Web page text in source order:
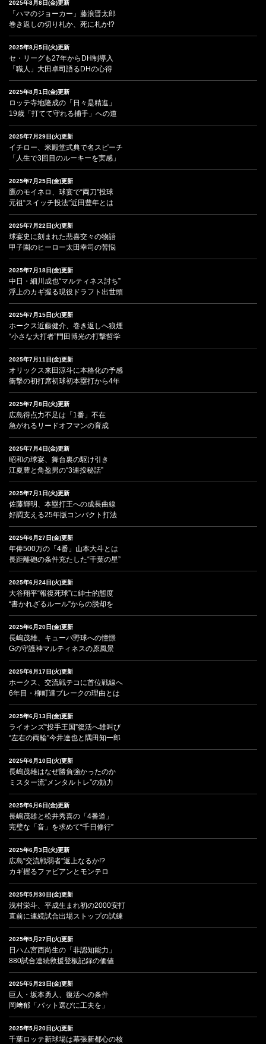
2025年8月8日(金)更新
「ハマのジョーカー」藤浪晋太郎
巻き返しの切り札か、死に札か!?
2025年8月5日(火)更新
セ・リーグも27年からDH制導入
「職人」大田卓司語るDHの心得
2025年8月1日(金)更新
ロッテ寺地隆成の「日々是精進」
19歳「打てて守れる捕手」への道
2025年7月29日(火)更新
イチロー、米殿堂式典で名スピーチ
「人生で3回目のルーキーを実感」
2025年7月25日(金)更新
鷹のモイネロ、球宴で“両刀”投球
元祖“スイッチ投法”近田豊年とは
2025年7月22日(火)更新
球宴史に刻まれた悲喜交々の物語
甲子園のヒーロー太田幸司の苦悩
2025年7月18日(金)更新
中日・細川成也“マルティネス討ち”
浮上のカギ握る現役ドラフト出世頭
2025年7月15日(火)更新
ホークス近藤健介、巻き返しへ狼煙
“小さな大打者”門田博光の打撃哲学
2025年7月11日(金)更新
オリックス来田涼斗に本格化の予感
衝撃の初打席初球初本塁打から4年
2025年7月8日(火)更新
広島得点力不足は「1番」不在
急がれるリードオフマンの育成
2025年7月4日(金)更新
昭和の球宴、舞台裏の駆け引き
江夏豊と角盈男の“3連投秘話”
2025年7月1日(火)更新
佐藤輝明、本塁打王への成長曲線
好調支える25年版コンパクト打法
2025年6月27日(金)更新
年俸500万の「4番」山本大斗とは
長距離砲の条件充たした“千葉の星”
2025年6月24日(火)更新
大谷翔平“報復死球”に紳士的態度
“書かれざるルール”からの脱却を
2025年6月20日(金)更新
長嶋茂雄、キューバ野球への憧憬
Gの守護神マルティネスの原風景
2025年6月17日(火)更新
ホークス、交流戦テコに首位戦線へ
6年目・柳町達ブレークの理由とは
2025年6月13日(金)更新
ライオンズ“投手王国”復活へ雄叫び
“左右の両輪”今井達也と隅田知一郎
2025年6月10日(火)更新
長嶋茂雄はなぜ勝負強かったのか
ミスター流“メンタルトレ”の効力
2025年6月6日(金)更新
長嶋茂雄と松井秀喜の「4番道」
完璧な「音」を求めて“千日修行”
2025年6月3日(火)更新
広島“交流戦弱者”返上なるか!?
カギ握るファビアンとモンテロ
2025年5月30日(金)更新
浅村栄斗、平成生まれ初の2000安打
直前に連続試合出場ストップの試練
2025年5月27日(火)更新
日ハム宮西尚生の「非認知能力」
880試合連続救援登板記録の価値
2025年5月23日(金)更新
巨人・坂本勇人、復活への条件
岡﨑郁「バット選びに工夫を」
2025年5月20日(火)更新
千葉ロッテ新球場は幕張新都心の核